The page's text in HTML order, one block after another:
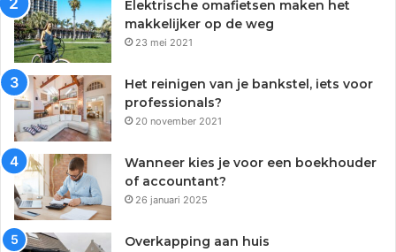
Elektrische omafietsen maken het
makkelijker op de weg
23 mei 2021
Het reinigen van je bankstel, iets voor
professionals?
20 november 2021
Wanneer kies je voor een boekhouder
of accountant?
26 januari 2025
Overkapping aan huis